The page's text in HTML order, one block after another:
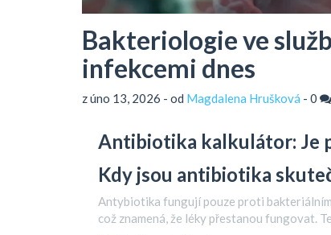
Bakteriologie ve
infekcemi dnes
z úno 13, 2026 - od Magdalena Hrušková - 0
Antibiotika kalkulátor: Je
Kdy jsou antibiotika
Antybiotika fungují pouze proti
což znamená, že léky přestanou fungovat.